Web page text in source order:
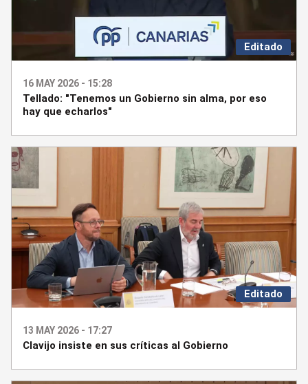
Editado
16 MAY 2026 - 15:28
Tellado: "Tenemos un Gobierno sin alma, por eso
hay que echarlos"
Editado
13 MAY 2026 - 17:27
Clavijo insiste en sus críticas al Gobierno